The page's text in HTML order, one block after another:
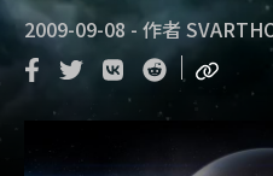
2009-09-08 - 作者